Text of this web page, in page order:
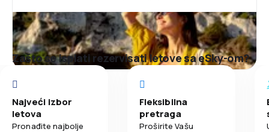
Zašto se isplati rezervisati letove sa eSky-om?
Najveći izbor
letova
Pronađite najbolje
Fleksibilna
pretraga
Proširite Vašu